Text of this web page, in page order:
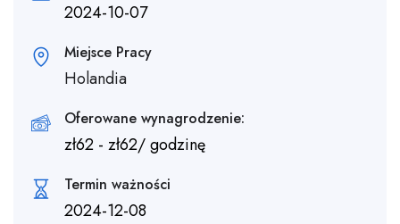
2024-10-07
Miejsce Pracy
Holandia
Oferowane wynagrodzenie:
zł62 - zł62/ godzinę
Termin ważności
2024-12-08